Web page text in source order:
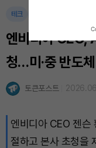
BNB (BNB)
USDC (USDC)
Solana (SOL)
테크
엔비디아 CEO,
청…미·중 반도
토큰포스트
엔비디아 CEO 젠슨
절하고 본사 초청을